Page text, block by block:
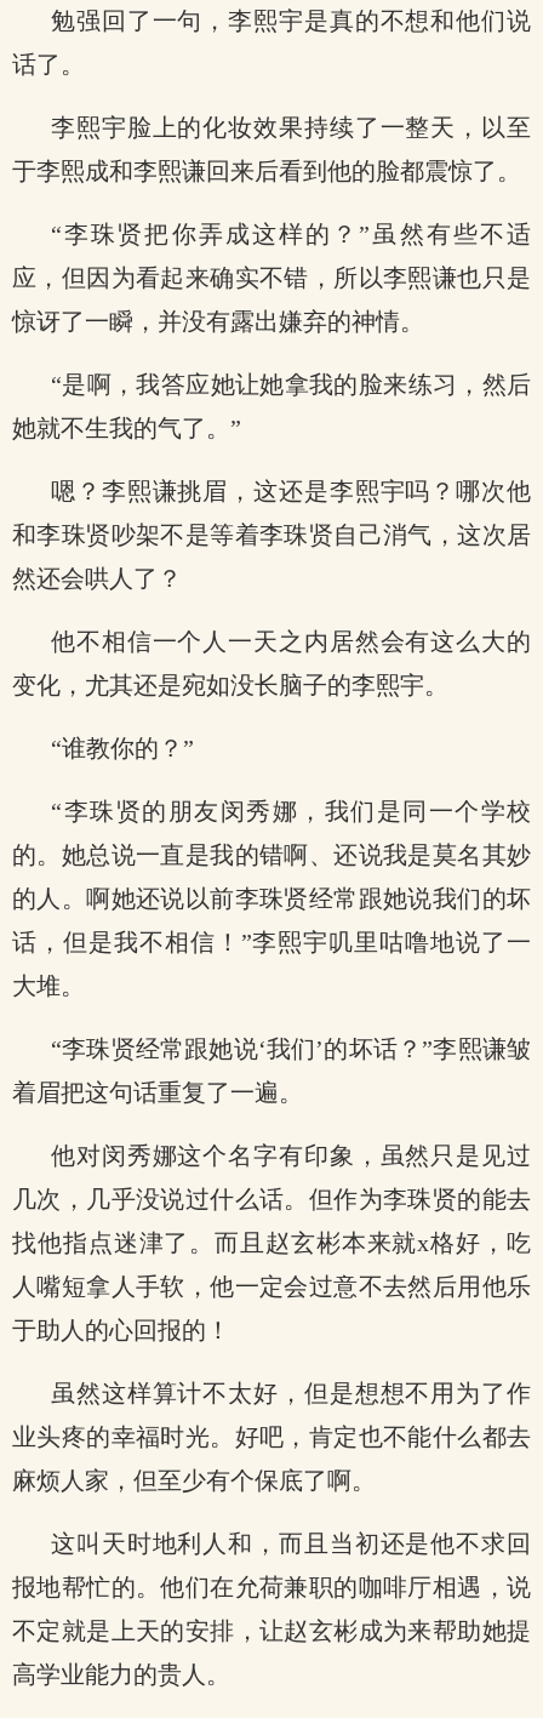
勉强回了一句，李熙宇是真的不想和他们说
话了。
李熙宇脸上的化妆效果持续了一整天，以至
于李熙成和李熙谦回来后看到他的脸都震惊了。
“李珠贤把你弄成这样的？”虽然有些不适
应，但因为看起来确实不错，所以李熙谦也只是
惊讶了一瞬，并没有露出嫌弃的神情。
“是啊，我答应她让她拿我的脸来练习，然后
她就不生我的气了。”
嗯？李熙谦挑眉，这还是李熙宇吗？哪次他
和李珠贤吵架不是等着李珠贤自己消气，这次居
然还会哄人了？
他不相信一个人一天之内居然会有这么大的
变化，尤其还是宛如没长脑子的李熙宇。
“谁教你的？”
“李珠贤的朋友闵秀娜，我们是同一个学校
的。她总说一直是我的错啊、还说我是莫名其妙
的人。啊她还说以前李珠贤经常跟她说我们的坏
话，但是我不相信！”李熙宇叽里咕噜地说了一
大堆。
“李珠贤经常跟她说‘我们’的坏话？”李熙谦皱
着眉把这句话重复了一遍。
他对闵秀娜这个名字有印象，虽然只是见过
几次，几乎没说过什么话。但作为李珠贤的能去
找他指点迷津了。而且赵玄彬本来就x格好，吃
人嘴短拿人手软，他一定会过意不去然后用他乐
于助人的心回报的！
虽然这样算计不太好，但是想想不用为了作
业头疼的幸福时光。好吧，肯定也不能什么都去
麻烦人家，但至少有个保底了啊。
这叫天时地利人和，而且当初还是他不求回
报地帮忙的。他们在允荷兼职的咖啡厅相遇，说
不定就是上天的安排，让赵玄彬成为来帮助她提
高学业能力的贵人。